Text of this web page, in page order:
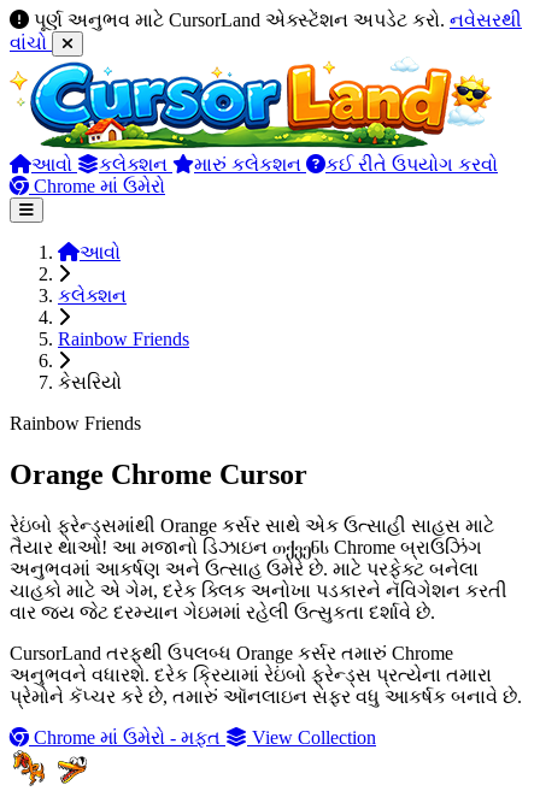
પૂર્ણ અનુભવ માટે CursorLand એક્સ્ટેંશન અપડેટ કરો. નવેસરથી
વાંચો
આવો કલેક્શન મારું કલેકશન
કઈ રીતે ઉપયોગ કરવો
Chrome માં ઉમેરો
આવો
કલેક્શન
Rainbow Friends
કેસરિયો
Rainbow Friends
Orange Chrome Cursor
રેઇંબો ફ્રેન્ડ્સમાંથી Orange કર્સર સાથે એક ઉત્સાહી સાહસ માટે
તૈયાર થાઓ! આ મજાનો ડિઝાઇન თქვენს Chrome બ્રાઉઝિંગ
અનુભવમાં આકર્ષણ અને ઉત્સાહ ઉમેરે છે. માટે પરફેક્ટ બનેલા
ચાહકો માટે એ ગેમ, દરેક ક્લિક અનોખા પડકારને નૅવિગેશન કરતી
વાર જય જેટ દરમ્યાન ગેઇમમાં રહેલી ઉત્સુકતા દર્શાવે છે.
CursorLand તરફથી ઉપલબ્ધ Orange કર્સર તમારું Chrome
અનુભવને વધારશે. દરેક ક્રિયામાં રેઇંબો ફ્રેન્ડ્સ પ્રત્યેના તમારા
પ્રેમોને કૅપ્ચર કરે છે, તમારું ઑનલાઇન સફર વધુ આકર્ષક બનાવે છે.
Chrome માં ઉમેરો - મફત
View Collection